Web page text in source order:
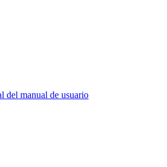
del manual de usuario